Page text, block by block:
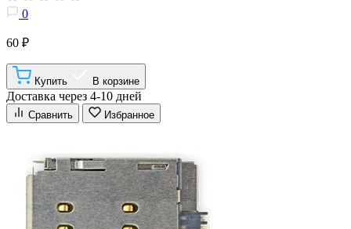
0
60 ₽
Купить В корзине
Доставка через 4-10 дней
Сравнить Избранное